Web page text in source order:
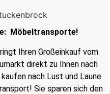
Möbeltransporte!
Ihren Großeinkauf vom
direkt zu Ihnen nach
nach Lust und Laune
Sie sparen sich den